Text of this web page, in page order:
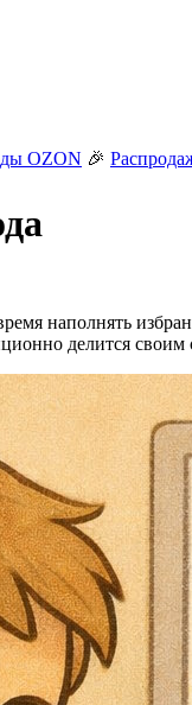
OZON 🎉
наполнять
делится своим